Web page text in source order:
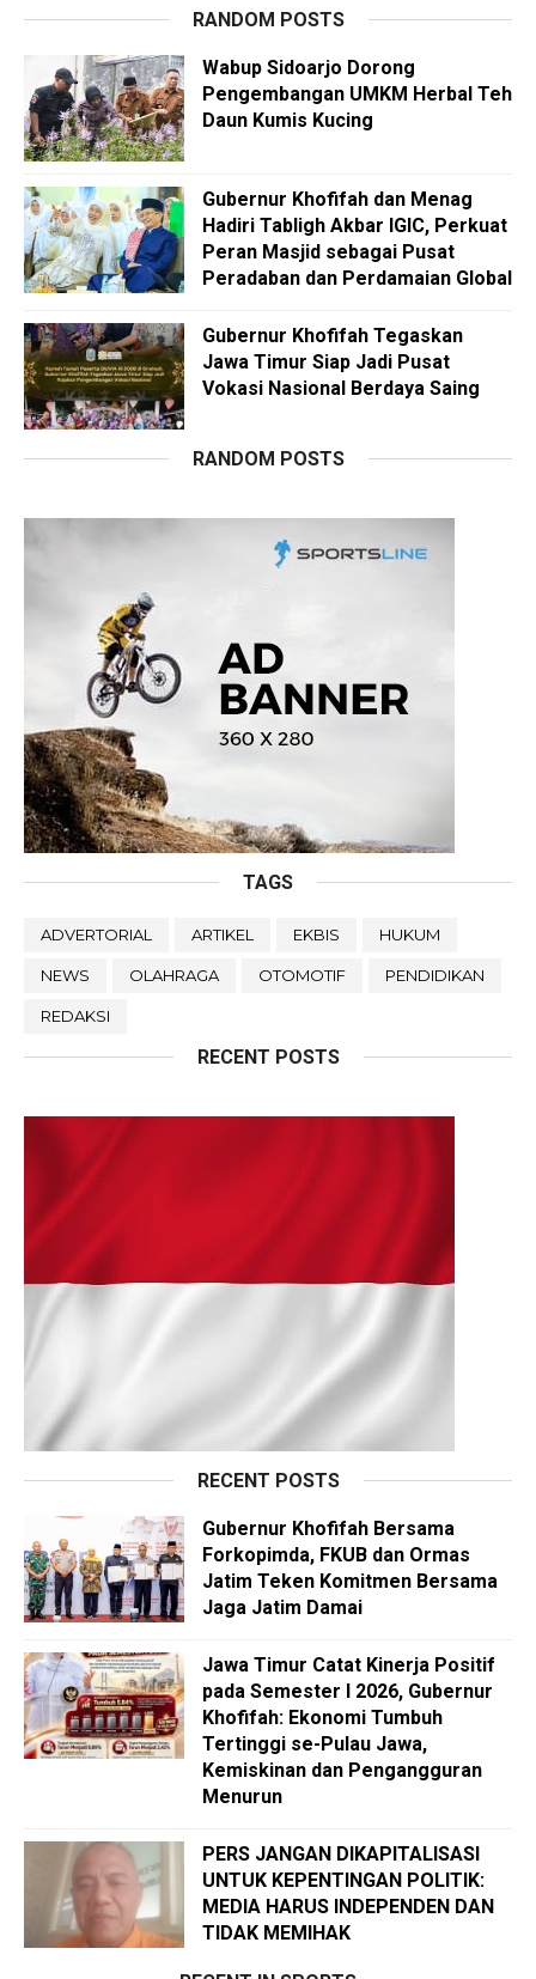
RANDOM POSTS
Wabup Sidoarjo Dorong
Pengembangan UMKM Herbal Teh
Daun Kumis Kucing
Gubernur Khofifah dan Menag
Hadiri Tabligh Akbar IGIC, Perkuat
Peran Masjid sebagai Pusat
Peradaban dan Perdamaian Global
Gubernur Khofifah Tegaskan
Jawa Timur Siap Jadi Pusat
Vokasi Nasional Berdaya Saing
RANDOM POSTS
TAGS
ADVERTORIAL ARTIKEL EKBIS HUKUM
NEWS OLAHRAGA OTOMOTIF PENDIDIKAN
REDAKSI
RECENT POSTS
RECENT POSTS
Gubernur Khofifah Bersama
Forkopimda, FKUB dan Ormas
Jatim Teken Komitmen Bersama
Jaga Jatim Damai
Jawa Timur Catat Kinerja Positif
pada Semester I 2026, Gubernur
Khofifah: Ekonomi Tumbuh
Tertinggi se-Pulau Jawa,
Kemiskinan dan Pengangguran
Menurun
PERS JANGAN DIKAPITALISASI
UNTUK KEPENTINGAN POLITIK:
MEDIA HARUS INDEPENDEN DAN
TIDAK MEMIHAK